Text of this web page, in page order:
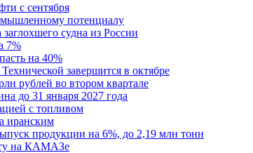
с сентября
потенциалу
судна из России
7%
на 40%
завершится в октябре
рублей во втором квартале
до 31 января 2027 года
с топливом
иранским
продукции на 6%, до 2,19 млн тонн
на КАМАЗе